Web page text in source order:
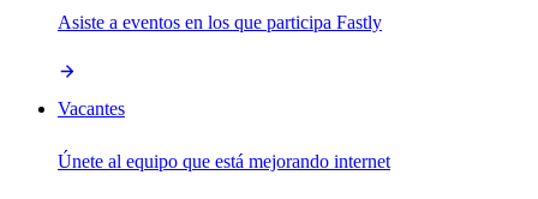
Asiste a eventos en los que participa Fastly
Vacantes
Únete al equipo que está mejorando internet